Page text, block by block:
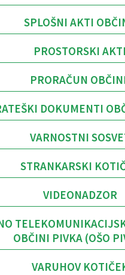
SPLOŠNI AKTI
PROSTORSKI AKTI
PRORAČUN
DOKUMENTI
VARNOSTNI
STRANKARSKI
VIDEONADZOR
OBČINI PIVKA (OŠO
VARUHOV